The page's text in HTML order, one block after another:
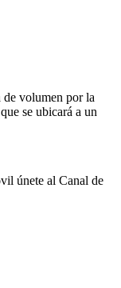
de volumen por la
se ubicará a un
únete al Canal de